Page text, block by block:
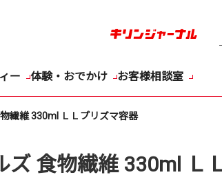
ー 体験・おでかけ お客様相談室
繊維 330ml ＬＬプリズマ容器
ズ 食物繊維 330ml Ｌ